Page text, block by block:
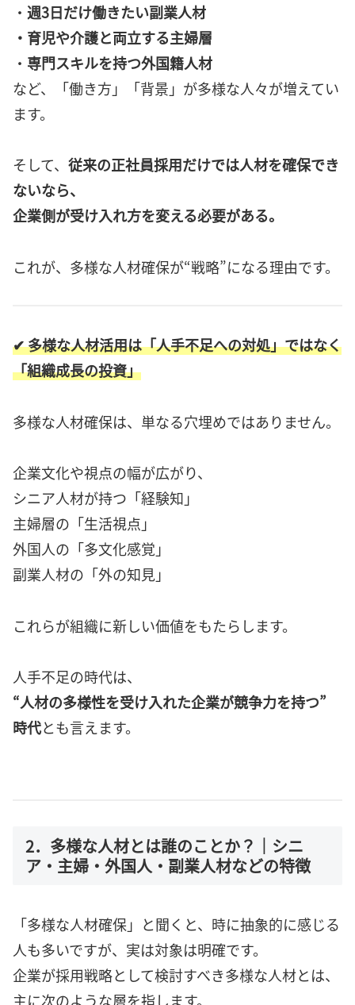
・ 週3日だけ働きたい副業人材
・育児や介護と両立する主婦層
・ 専門スキルを持つ外国籍人材
など、「働き方」「背景」が多様な人々が増えてい
ます。
そして、 従来の正社員採用だけでは人材を確保でき
ないなら、
企業側が受け入れ方を変える必要がある。
これが、多様な人材確保が“戦略”になる理由です。
✔ 多様な人材活用は「人手不足への対処」ではなく
「組織成長の投資」
多様な人材確保は、単なる穴埋めではありません。
企業文化や視点の幅が広がり、
シニア人材が持つ「経験知」
主婦層の「生活視点」
外国人の「多文化感覚」
副業人材の「外の知見」
これらが組織に新しい価値をもたらします。
人手不足の時代は、
“人材の多様性を受け入れた企業が競争力を持つ”
時代とも言えます。
2．多様な人材とは誰のことか？｜シニ
ア・主婦・外国人・副業人材などの特徴
「多様な人材確保」と聞くと、時に抽象的に感じる
人も多いですが、実は対象は明確です。
企業が採用戦略として検討すべき多様な人材とは、
主に次のような層を指します。